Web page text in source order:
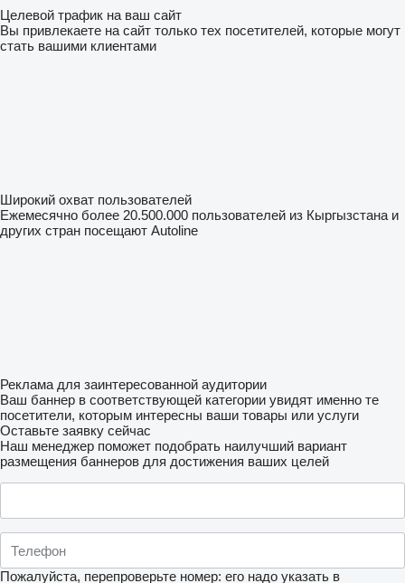
Целевой трафик на ваш сайт
Вы привлекаете на сайт только тех посетителей, которые могут
стать вашими клиентами
Широкий охват пользователей
Ежемесячно более 20.500.000 пользователей из Кыргызстана и
других стран посещают Autoline
Реклама для заинтересованной аудитории
Ваш баннер в соответствующей категории увидят именно те
посетители, которым интересны ваши товары или услуги
Оставьте заявку сейчас
Наш менеджер поможет подобрать наилучший вариант
размещения баннеров для достижения ваших целей
Пожалуйста, перепроверьте номер: его надо указать в